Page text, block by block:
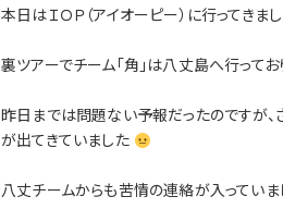
本日はＩＯＰ（アイオーピー）に行ってきま
裏ツアーでチーム「角」は八丈島へ行って
昨日までは問題ない予報だったのですが、
が出てきていました
八丈チームからも苦情の連絡が入っていまし